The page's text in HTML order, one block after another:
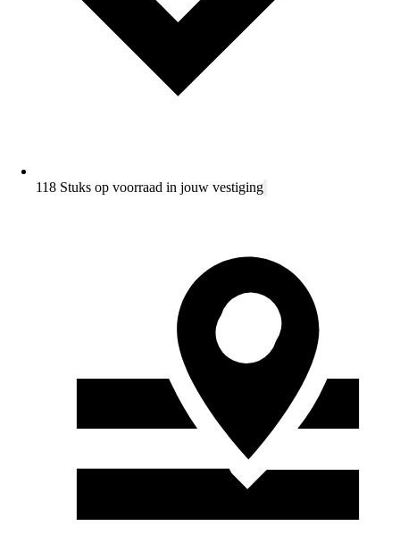
118 Stuks op voorraad in jouw vestiging